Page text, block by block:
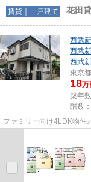
賃貸｜一戸建て 花田
西武
西武
西武
東京都
18万
築年
階数
ファミリー向け4LDK物件